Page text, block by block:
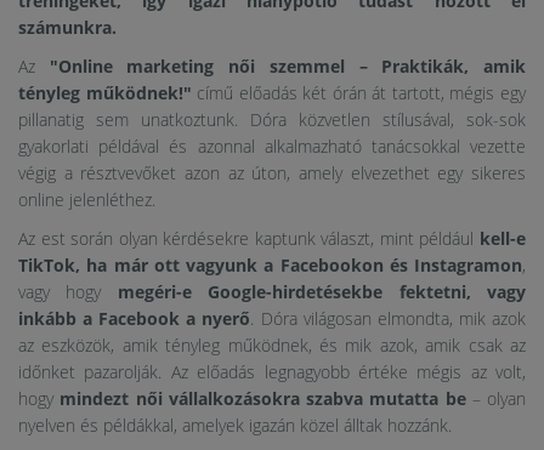
számunkra.
Az "Online marketing női szemmel – Praktikák, amik
tényleg működnek!" című előadás két órán át tartott, mégis egy
pillanatig sem unatkoztunk. Dóra közvetlen stílusával, sok-sok
gyakorlati példával és azonnal alkalmazható tanácsokkal vezette
végig a résztvevőket azon az úton, amely elvezethet egy sikeres
online jelenléthez.
Az est során olyan kérdésekre kaptunk választ, mint például kell-e
TikTok, ha már ott vagyunk a Facebookon és Instagramon,
vagy hogy megéri-e Google-hirdetésekbe fektetni, vagy
inkább a Facebook a nyerő. Dóra világosan elmondta, mik azok
az eszközök, amik tényleg működnek, és mik azok, amik csak az
időnket pazarolják. Az előadás legnagyobb értéke mégis az volt,
hogy mindezt női vállalkozásokra szabva mutatta be– olyan
nyelven és példákkal, amelyek igazán közel álltak hozzánk.